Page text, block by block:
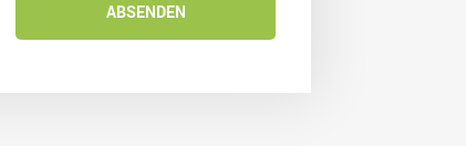
ABSENDEN